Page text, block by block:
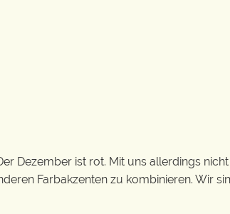
Dezember ist rot. Mit uns allerdings
Farbakzenten zu kombinieren. Wir